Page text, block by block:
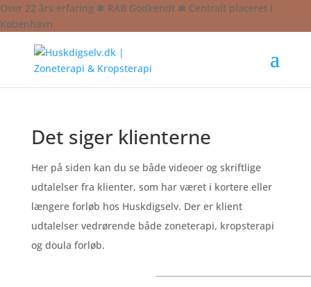
Over 22 års erfaring ✽ RAB Godkendt ✽ Centralt placeret i
København
Det siger klienterne
Her på siden kan du se både videoer og skriftlige
udtalelser fra klienter, som har været i kortere eller
længere forløb hos Huskdigselv. Der er klient
udtalelser vedrørende både zoneterapi, kropsterapi
og doula forløb.